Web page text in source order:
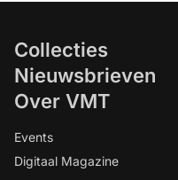
Collecties
Nieuwsbrieven
Over VMT
Events
Digitaal Magazine